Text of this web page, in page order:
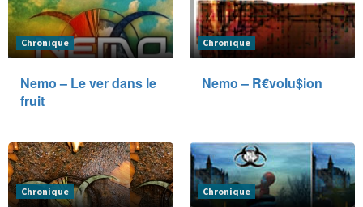
Chronique
Nemo – Le ver dans le
fruit
Chronique
Nemo – R€volu$ion
Chronique Chronique